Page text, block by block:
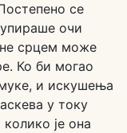
се
очи
срцем може
Ко би могао
и искушења
у току
је она